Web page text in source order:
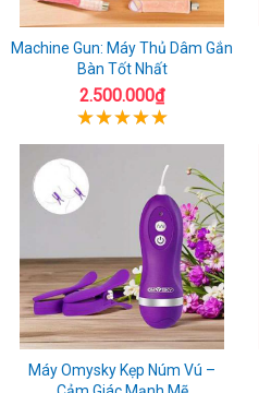
Machine Gun: Máy Thủ Dâm Gắn
Bàn Tốt Nhất
2.500.000₫
Máy Omysky Kẹp Núm Vú –